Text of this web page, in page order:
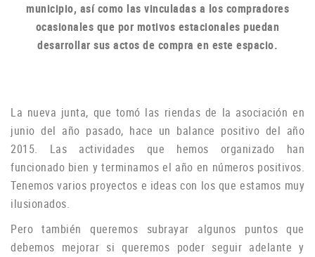
municipio, así como las vinculadas a los compradores
ocasionales que por motivos estacionales puedan
desarrollar sus actos de compra en este espacio.
La nueva junta, que tomó las riendas de la asociación en
junio del año pasado, hace un balance positivo del año
2015. Las actividades que hemos organizado han
funcionado bien y terminamos el año en números positivos.
Tenemos varios proyectos e ideas con los que estamos muy
ilusionados.
Pero también queremos subrayar algunos puntos que
debemos mejorar si queremos poder seguir adelante y